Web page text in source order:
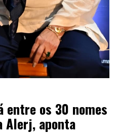
entre os 30 nomes
Alerj, aponta